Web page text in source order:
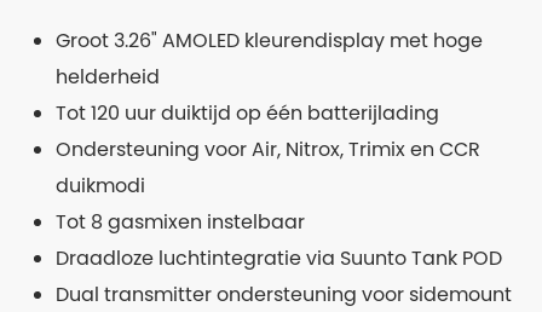
Groot 3.26" AMOLED kleurendisplay met hoge
helderheid
Tot 120 uur duiktijd op één batterijlading
Ondersteuning voor Air, Nitrox, Trimix en CCR
duikmodi
Tot 8 gasmixen instelbaar
Draadloze luchtintegratie via Suunto Tank POD
Dual transmitter ondersteuning voor sidemount